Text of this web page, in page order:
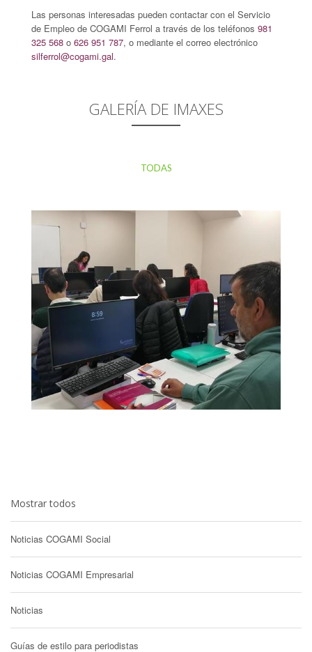
Las personas interesadas pueden contactar con el Servicio
de Empleo de COGAMI Ferrol a través de los teléfonos 981
325 568 o 626 951 787, o mediante el correo electrónico
silferrol@cogami.gal.
GALERÍA DE IMAXES
TODAS
Mostrar todos
Noticias COGAMI Social
Noticias COGAMI Empresarial
Noticias
Guías de estilo para periodistas